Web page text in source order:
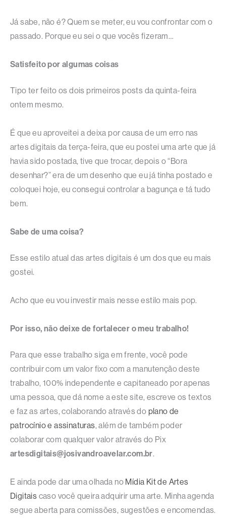
Já sabe, não é? Quem se meter, eu vou confrontar com o
passado. Porque eu sei o que vocês fizeram…
Satisfeito por algumas coisas
Tipo ter feito os dois primeiros posts da quinta-feira
ontem mesmo.
É que eu aproveitei a deixa por causa de um erro nas
artes digitais da terça-feira, que eu postei uma arte que já
havia sido postada, tive que trocar, depois o “Bora
desenhar?” era de um desenho que eu já tinha postado e
coloquei hoje, eu consegui controlar a bagunça e tá tudo
bem.
Sabe de uma coisa?
Esse estilo atual das artes digitais é um dos que eu mais
gostei.
Acho que eu vou investir mais nesse estilo mais pop.
Por isso, não deixe de fortalecer o meu trabalho!
Para que esse trabalho siga em frente, você pode
contribuir com um valor fixo com a manutenção deste
trabalho, 100% independente e capitaneado por apenas
uma pessoa, que dá nome a este site, escreve os textos
e faz as artes, colaborando através do plano de
patrocínio e assinaturas, além de também poder
colaborar com qualquer valor através do Pix
artesdigitais@josivandroavelar.com.br.
E ainda pode dar uma olhada no Mídia Kit de Artes
Digitais caso você queira adquirir uma arte. Minha agenda
segue aberta para comissões, sugestões e encomendas.